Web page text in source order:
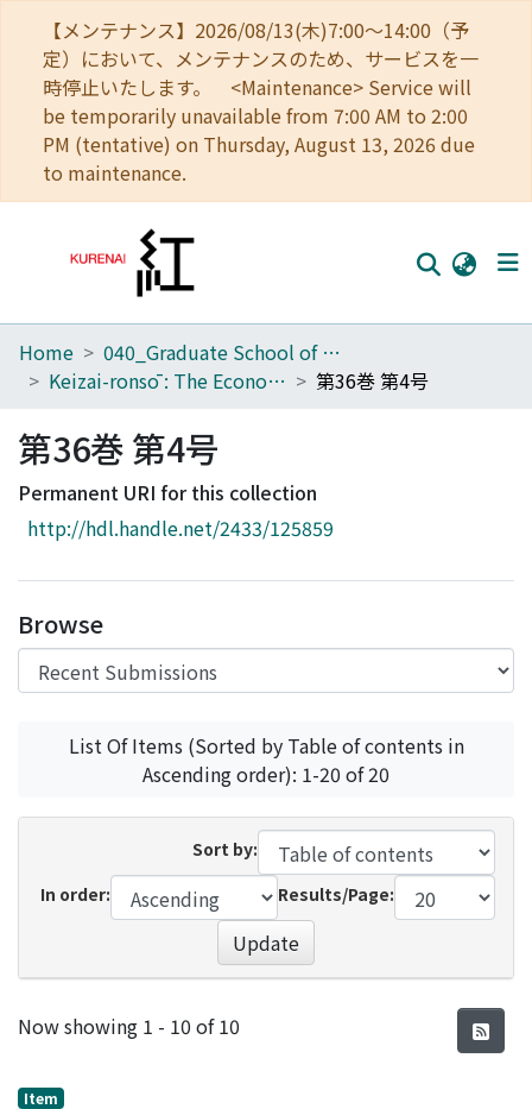
【メンテナンス】2026/08/13(木)7:00～14:00（予
定）において、メンテナンスのため、サービスを一
時停止いたします。 <Maintenance> Service will
be temporarily unavailable from 7:00 AM to 2:00
PM (tentative) on Thursday, August 13, 2026 due
to maintenance.
Home
Browse
Download Ranking
Access Statistics
Home
040_Graduate School of Economics
Keizai-ronsō : The Economic Review
第36巻 第4号
第36巻 第4号
Permanent URI for this collection
http://hdl.handle.net/2433/125859
Browse
List Of Items (Sorted by Table of contents in
Ascending order): 1-20 of 20
Sort by:
In order:
Results/Page:
Update
Recent Submissions
Now showing 1 - 10 of 10
Item